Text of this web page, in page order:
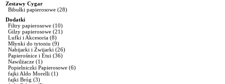
Zestawy Cygar
Bibułki papierosowe (28)
Dodatki
Filtry papierosowe (10)
Gilzy papierosowe (21)
Lufki i Akcesoria (8)
Młynki do tytoniu (9)
Nabijarki i Zwijarki (26)
Papierośnice i Etui (36)
Nawilżacze (1)
Popielniczki Papierosowe (6)
fajki Aldo Morelli (1)
fajki Bróg (3)